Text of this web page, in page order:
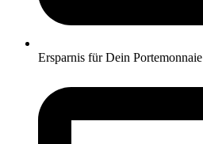
Ersparnis für Dein Portemonnaie